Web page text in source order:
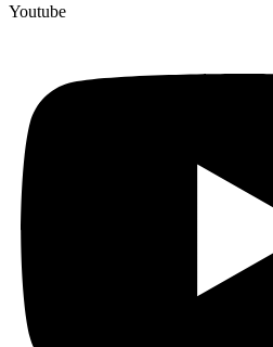
Youtube